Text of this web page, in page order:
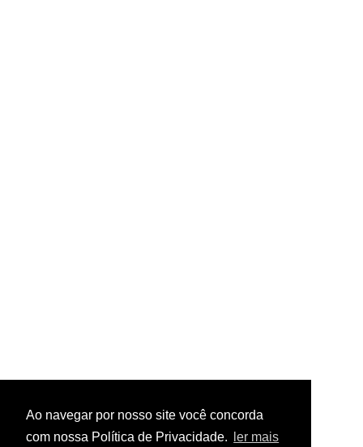
Ao navegar por nosso site você concorda
com nossa Política de Privacidade.
ler mais